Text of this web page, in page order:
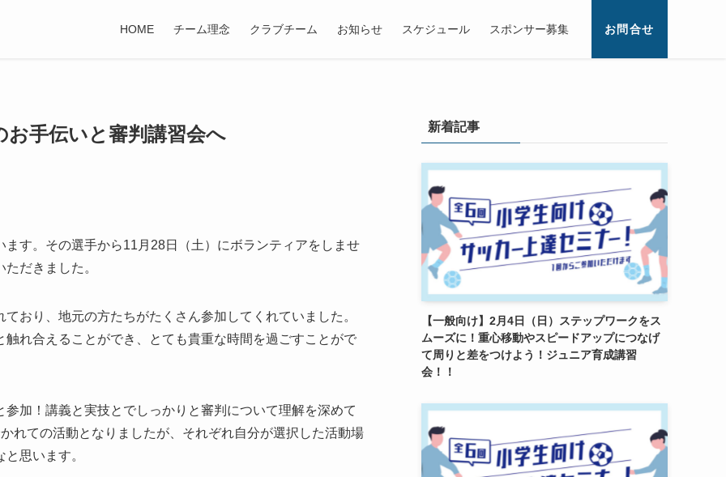
HOME チーム理念 クラブチーム お知らせ スケジュール スポンサー募集 お問合せ
お手伝いと審判講習会へ
す。その選手から11月28日（土）にボランティアをしませ
だきました。
おり、地元の方たちがたくさん参加してくれていました。
れ合えることができ、とても貴重な時間を過ごすことがで
加！講義と実技とでしっかりと審判について理解を深めて
れての活動となりましたが、それぞれ自分が選択した活動場
思います。
新着記事
【一般向け】2月4日（日）ステップワークをス
ムーズに！重心移動やスピードアップにつなげ
て周りと差をつけよう！ジュニア育成講習
会！！